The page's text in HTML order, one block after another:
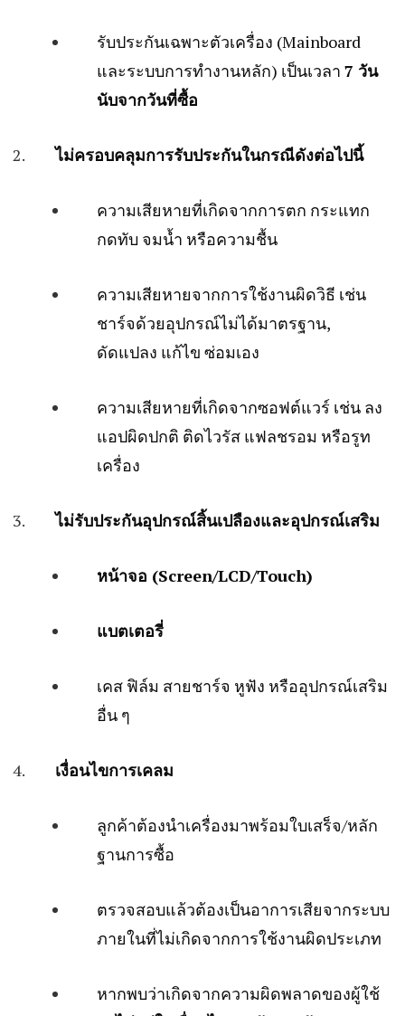
รับประกันเฉพาะตัวเครื่อง (Mainboard
และระบบการทำงานหลัก) เป็นเวลา 7 วัน
นับจากวันที่ซื้อ
ไม่ครอบคลุมการรับประกันในกรณีดังต่อไปนี้
ความเสียหายที่เกิดจากการตก กระแทก
กดทับ จมน้ำ หรือความชื้น
ความเสียหายจากการใช้งานผิดวิธี เช่น
ชาร์จด้วยอุปกรณ์ไม่ได้มาตรฐาน,
ดัดแปลง แก้ไข ซ่อมเอง
ความเสียหายที่เกิดจากซอฟต์แวร์ เช่น ลง
แอปผิดปกติ ติดไวรัส แฟลชรอม หรือรูท
เครื่อง
ไม่รับประกันอุปกรณ์สิ้นเปลืองและอุปกรณ์เสริม
หน้าจอ (Screen/LCD/Touch)
แบตเตอรี่
เคส ฟิล์ม สายชาร์จ หูฟัง หรืออุปกรณ์เสริม
อื่น ๆ
เงื่อนไขการเคลม
ลูกค้าต้องนำเครื่องมาพร้อมใบเสร็จ/หลัก
ฐานการซื้อ
ตรวจสอบแล้วต้องเป็นอาการเสียจากระบบ
ภายในที่ไม่เกิดจากการใช้งานผิดประเภท
หากพบว่าเกิดจากความผิดพลาดของผู้ใช้